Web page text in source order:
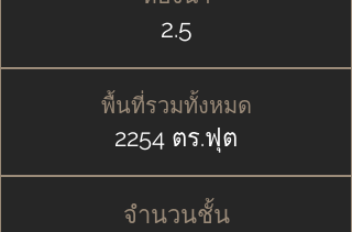
2.5
พื้นที่รวมทั้งหมด
2254 ตร.ฟุต
จำนวนชั้น